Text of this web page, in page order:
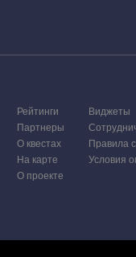
Рейтинги
Партнеры
О квестах
На карте
О проекте
Виджеты
Правила
Условия